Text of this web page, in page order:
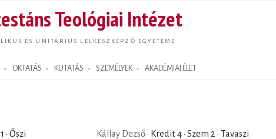
tartalomra
Teológiai Intézet
ÉS UNITÁRIUS LELKÉSZKÉPZŐ EGYETEME
OKTATÁS KUTATÁS SZEMÉLYEK AKADÉMIAI ÉLET
· Őszi Kállay Dezső· Kredit 4 · Szem 2 · Tavaszi